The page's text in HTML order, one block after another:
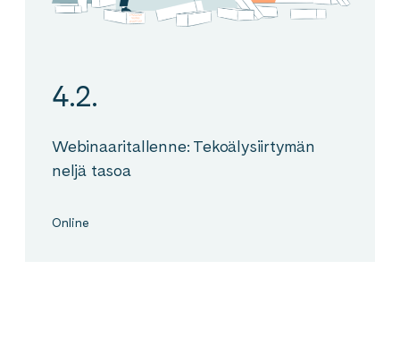
4.2.
Webinaaritallenne: Tekoälysiirtymän
neljä tasoa
Online